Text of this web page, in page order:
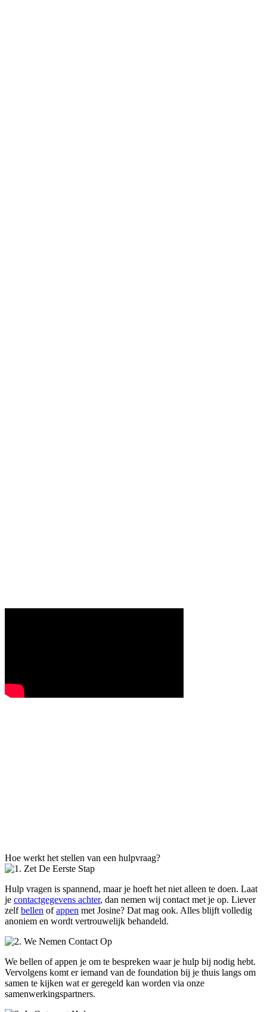
Hoe werkt het stellen van een hulpvraag?
Hulp vragen is spannend, maar je hoeft het niet alleen te doen. Laat
je contactgegevens achter, dan nemen wij contact met je op. Liever
zelfbellen ofappen met Josine? Dat mag ook. Alles blijft volledig
anoniem en wordt vertrouwelijk behandeld.
We bellen of appen je om te bespreken waar je hulp bij nodig hebt.
Vervolgens komt er iemand van de foundation bij je thuis langs om
samen te kijken wat er geregeld kan worden via onze
samenwerkingspartners.